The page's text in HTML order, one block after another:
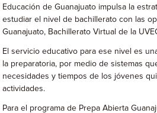
Educación de Guanajuato impulsa la
estudiar el nivel de bachillerato con las
Guanajuato, Bachillerato Virtual de la
El servicio educativo para ese nivel es
la preparatoria, por medio de sistemas
necesidades y tiempos de los jóvenes
actividades.
Para el programa de Prepa Abierta